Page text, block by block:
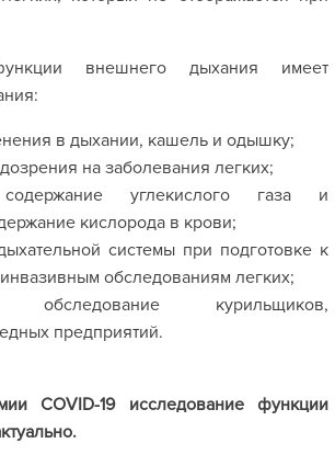
внешнего дыхания имеет
в дыхании, кашель и одышку;
на заболевания легких;
углекислого газа и
кислорода в крови;
системы при подготовке к
обследованиям легких;
обследование курильщиков,
предприятий.
COVID-19 исследование функции